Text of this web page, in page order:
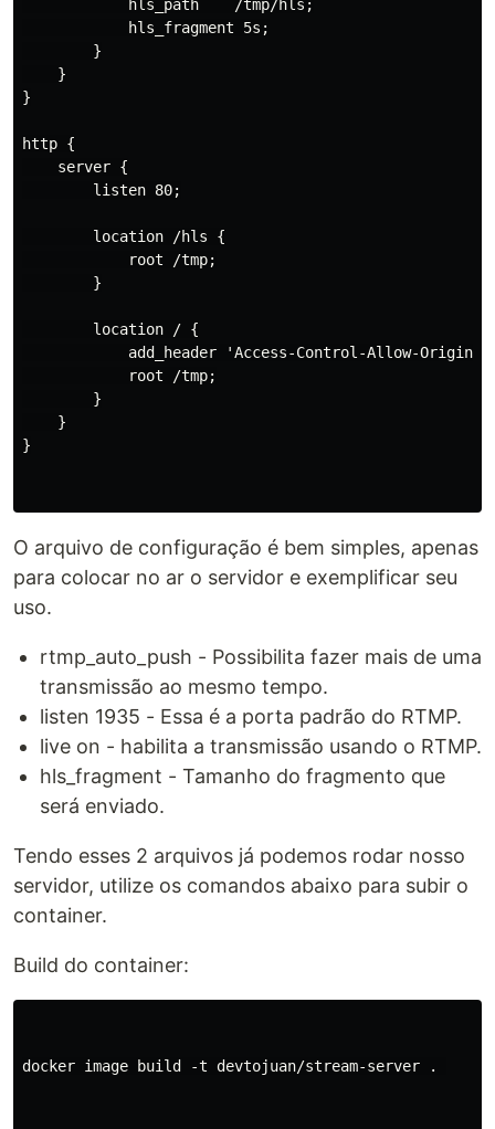
            hls_path    /tmp/hls;
            hls_fragment 5s;
        }
    }
}
http {
    server {
        listen 80;
        location /hls {
            root /tmp;
        }
        location / {
add_header 'Access-Control-Allow-Origin'
            root /tmp;
        }
    }
}
O arquivo de configuração é bem simples, apenas
para colocar no ar o servidor e exemplificar seu
uso.
rtmp_auto_push - Possibilita fazer mais de uma
transmissão ao mesmo tempo.
listen 1935 - Essa é a porta padrão do RTMP.
live on - habilita a transmissão usando o RTMP.
hls_fragment - Tamanho do fragmento que
será enviado.
Tendo esses 2 arquivos já podemos rodar nosso
servidor, utilize os comandos abaixo para subir o
container.
Build do container:
docker image build -t devtojuan/stream-server .